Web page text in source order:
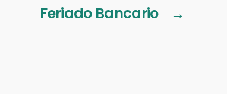
→
Feriado Bancario